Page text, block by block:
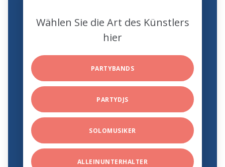
Wählen Sie die Art des Künstlers
hier
PARTYBANDS
PARTYDJS
SOLOMUSIKER
ALLEINUNTERHALTER